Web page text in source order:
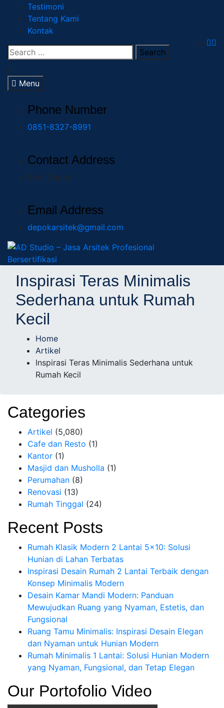
Testimoni
Tentang Kami
Kontak
x
Menu
Phone Number
0851-8327-8991
Contact Address
Kota Depok
Email Address
depokarsitek@gmail.com
AD Studio – Jasa
Arsitek Profesional
Bersertifikasi
Inspirasi Teras Minimalis
Sederhana untuk Rumah
Kecil
Home
Artikel
Inspirasi Teras Minimalis Sederhana untuk
Rumah Kecil
Categories
Artikel (5,080)
Cafe dan Resto (1)
Kantor (1)
Masjid dan Musholla (1)
Perumahan (8)
Renovasi (13)
Rumah Tinggal (24)
Recent Posts
Rumah Klasik Modern 2 Lantai 5×10: Solusi
Hunian di Lahan Terbatas
Inspirasi Desain Rumah 2 Lantai Terbaik dengan
Konsep Minimalis Modern
Desain Kamar Mandi Modern: Panduan
Mewujudkan Ruang yang Nyaman, Estetis, dan
Fungsional
Ruang Tamu Minimalis: Inspirasi Desain Elegan
dan Nyaman untuk Hunian Modern
Rumah Minimalis 1 Lantai: Solusi Hunian Modern
yang Nyaman, Fungsional, dan Tetap Elegan
Our Portofolio Video